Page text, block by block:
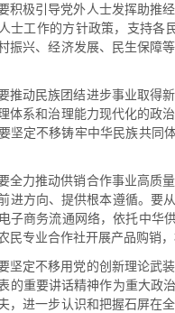
积极引导党外人士发挥助推
士工作的方针政策，支持各
振兴、经济发展、民生保障
推动民族团结进步事业取得
体系和治理能力现代化的政
坚定不移铸牢中华民族共同
全力推动供销合作事业高质
进方向、提供根本遵循。要
子商务流通网络，依托中华
民专业合作社开展产品购销
坚定不移用党的创新理论武
的重要讲话精神作为重大政
夫，进一步认识和把握石屏在